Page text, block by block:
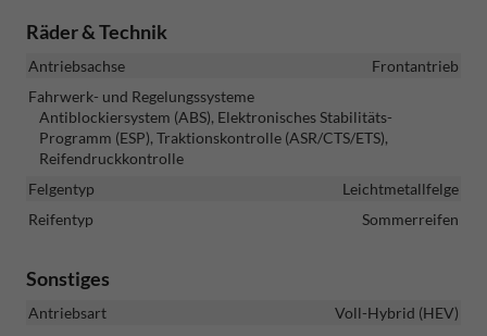
Räder & Technik
Antriebsachse
Frontantrieb
Fahrwerk- und Regelungssysteme
Antiblockiersystem (ABS), Elektronisches Stabilitäts-
Programm (ESP), Traktionskontrolle (ASR/CTS/ETS),
Reifendruckkontrolle
Felgentyp
Leichtmetallfelge
Reifentyp
Sommerreifen
Sonstiges
Antriebsart
Voll-Hybrid (HEV)